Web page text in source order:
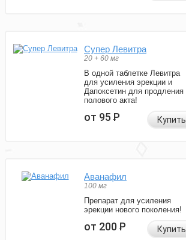
Супер Левитра
20 + 60 мг
В одной таблетке Левитра
для усиления эрекции и
Дапоксетин для продления
полового акта!
от 95Р Купить
Аванафил
100 мг
Препарат для усиления
эрекции нового поколения!
от 200Р Купить